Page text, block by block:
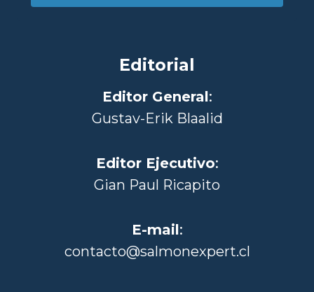
Editorial
Editor General:
Gustav-Erik Blaalid
Editor Ejecutivo:
Gian Paul Ricapito
E-mail:
contacto@salmonexpert.cl